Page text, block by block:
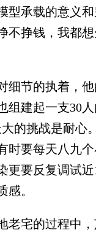
型承载的意义
不挣钱，我都
节的执着，他
组建起一支30
的挑战是耐心
时要每天八九
更要反复调试
感。
宅的过程中，